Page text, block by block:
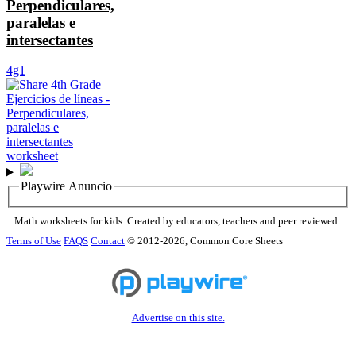
Perpendiculares,
paralelas e
intersectantes
4g1
Playwire Anuncio
Math worksheets for kids. Created by educators, teachers and peer reviewed.
Terms of Use FAQS Contact © 2012-2026, Common Core Sheets
Advertise on this site.